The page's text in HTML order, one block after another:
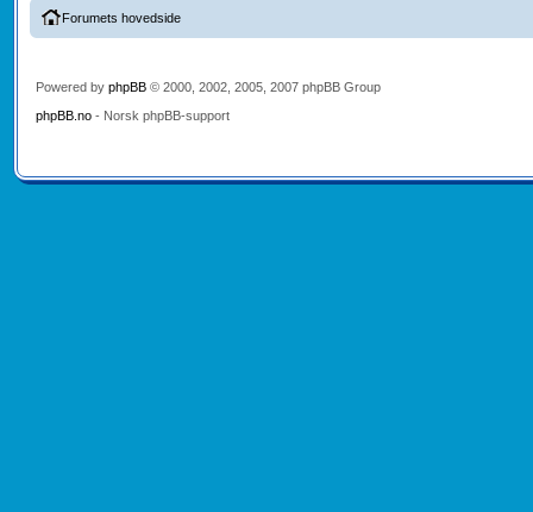
Forumets hovedside
Powered by phpBB© 2000, 2002, 2005, 2007 phpBB Group
phpBB.no- Norsk phpBB-support